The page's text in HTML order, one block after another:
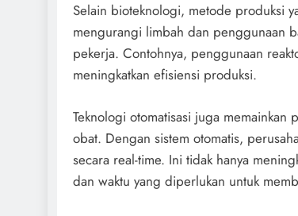
Selain bioteknologi, metode produksi
mengurangi limbah dan penggunaan
pekerja. Contohnya, penggunaan
meningkatkan efisiensi produksi.
Teknologi otomatisasi juga
obat. Dengan sistem otomatis,
secara real-time. Ini tidak hanya
dan waktu yang diperlukan untuk